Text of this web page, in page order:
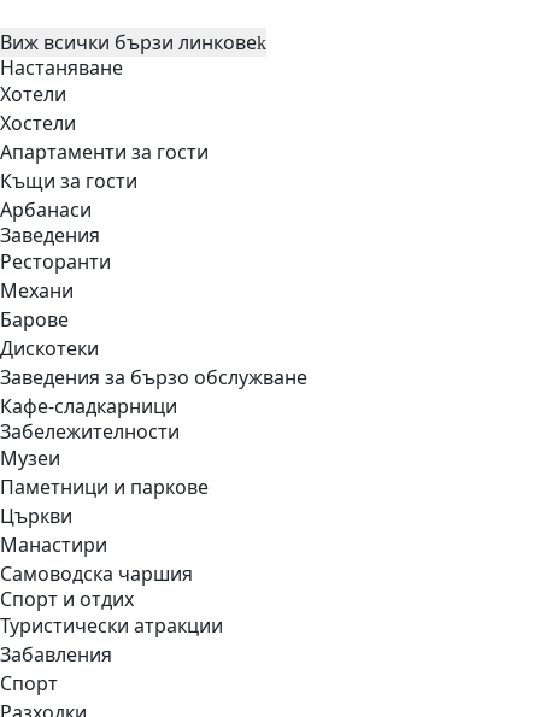
Виж всички бързи линкове
Настаняване
Хотели
Хостели
Апартаменти за гости
Къщи за гости
Арбанаси
Заведения
Ресторанти
Механи
Барове
Дискотеки
Заведения за бързо обслужване
Кафе-сладкарници
Забележителности
Музеи
Паметници и паркове
Църкви
Манастири
Самоводска чаршия
Спорт и отдих
Туристически атракции
Забавления
Спорт